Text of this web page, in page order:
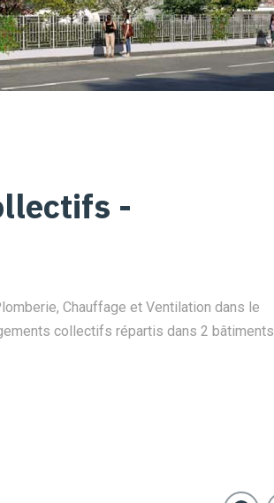
-
Chauffage et Ventilation dans le
collectifs répartis dans 2 bâtiments